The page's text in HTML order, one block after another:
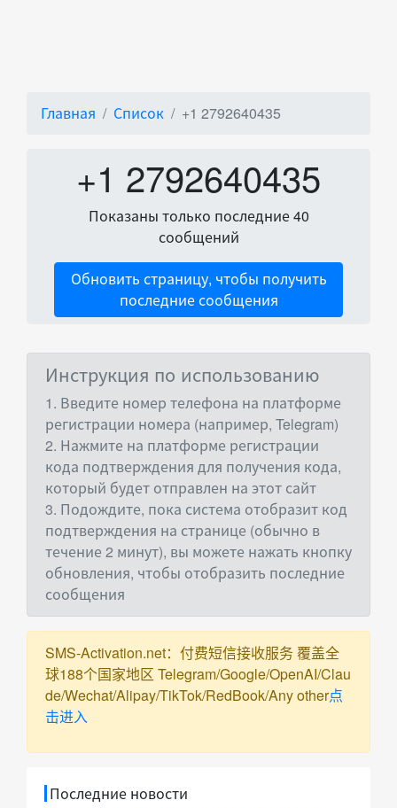
Главная Список +1 2792640435
+1 2792640435
Показаны только последние 40
сообщений
Обновить страницу, чтобы получить
последние сообщения
Инструкция по использованию
1. Введите номер телефона на платформе
регистрации номера (например, Telegram)
2. Нажмите на платформе регистрации
кода подтверждения для получения кода,
который будет отправлен на этот сайт
3. Подождите, пока система отобразит код
подтверждения на странице (обычно в
течение 2 минут), вы можете нажать кнопку
обновления, чтобы отобразить последние
сообщения
SMS-Activation.net：付费短信接收服务 覆盖全
球188个国家地区 Telegram/Google/OpenAI/Clau
de/Wechat/Alipay/TikTok/RedBook/Any other点
击进入
Последние новости